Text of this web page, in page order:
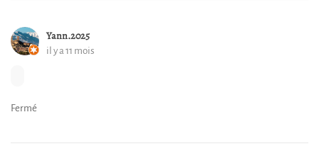
Yann.2025
il y a 11 mois
Fermé